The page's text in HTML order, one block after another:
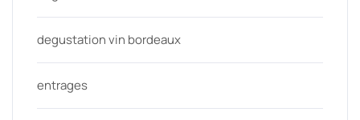
degustation vin bordeaux
entrages